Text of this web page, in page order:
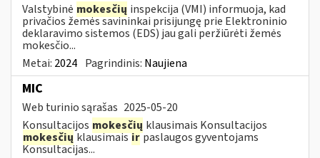
Valstybinė mokesčių inspekcija (VMI) informuoja, kad
privačios žemės savininkai prisijungę prie Elektroninio
deklaravimo sistemos (EDS) jau gali peržiūrėti žemės
mokesčio...
Metai: 2024 Pagrindinis: Naujiena
MIC
Web turinio sąrašas 2025-05-20
Konsultacijos mokesčių klausimais Konsultacijos
mokesčių klausimaisirpaslaugos gyventojams
Konsultacijas...